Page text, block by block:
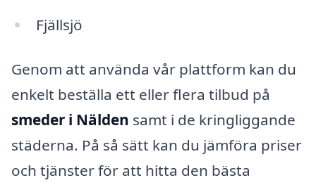
Fjällsjö
Genom att använda vår plattform kan du
enkelt beställa ett eller flera tilbud på
smeder i Nälden samt i de kringliggande
städerna. På så sätt kan du jämföra priser
och tjänster för att hitta den bästa